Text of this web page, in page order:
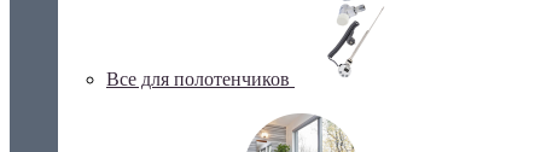
Все для полотенчиков